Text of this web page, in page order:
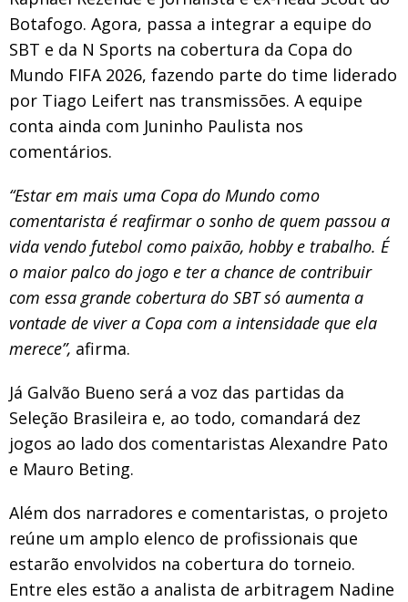
Botafogo. Agora, passa a integrar a equipe do
SBT e da N Sports na cobertura da Copa do
Mundo FIFA 2026, fazendo parte do time liderado
por Tiago Leifert nas transmissões. A equipe
conta ainda com Juninho Paulista nos
comentários.
“Estar em mais uma Copa do Mundo como
comentarista é reafirmar o sonho de quem passou a
vida vendo futebol como paixão, hobby e trabalho. É
o maior palco do jogo e ter a chance de contribuir
com essa grande cobertura do SBT só aumenta a
vontade de viver a Copa com a intensidade que ela
merece”, afirma.
Já Galvão Bueno será a voz das partidas da
Seleção Brasileira e, ao todo, comandará dez
jogos ao lado dos comentaristas Alexandre Pato
e Mauro Beting.
Além dos narradores e comentaristas, o projeto
reúne um amplo elenco de profissionais que
estarão envolvidos na cobertura do torneio.
Entre eles estão a analista de arbitragem Nadine